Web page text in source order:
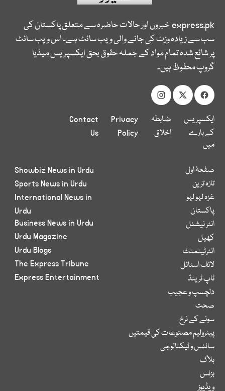
express.pkخبروں اور حالات حاضرہ سے متعلق پاکستان کی
سب سے زیادہ وزٹ کی جانے والی ویب سائٹ ہے۔ اس ویب سائٹ
پر شائع شدہ تمام مواد کے جملہ حقوق بحق ایکسپریس میڈیا
گروپ محفوظ ہیں۔
ایکسپریس
کے بارے
میں
ضابطہ
اخلاق
Privacy
Policy
Contact
Us
صفحۂ اول
تازہ ترین
غزہ لہو لہو
پاکستان
انٹر نیشنل
کھیل
انٹرٹینمنٹ
لائف اسٹائل
ٹاپ ٹرینڈ
دلچسپ و عجیب
صحت
سونے کے نرخ
پیٹرولیم مصنوعات کی قیمتیں
سائنس و ٹیکنالوجی
بلاگ
بزنس
ویڈیوز
Showbiz News in Urdu
Sports News in Urdu
International News in
Urdu
Business News in Urdu
Urdu Magazine
Urdu Blogs
The Express Tribune
Express Entertainment